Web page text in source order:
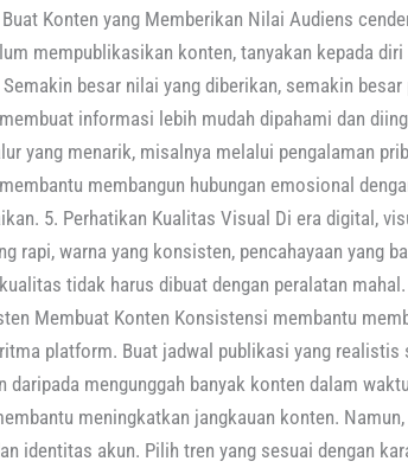
Konten yang Memberikan Nilai Audiens
mempublikasikan konten, tanyakan kepada
besar nilai yang diberikan, semakin
informasi lebih mudah dipahami dan
yang menarik, misalnya melalui pengalaman
membangun hubungan emosional
5. Perhatikan Kualitas Visual Di era digital,
rapi, warna yang konsisten, pencahayaan
tidak harus dibuat dengan peralatan
Membuat Konten Konsistensi membantu
platform. Buat jadwal publikasi yang realistis
mengunggah banyak konten dalam
meningkatkan jangkauan konten.
identitas akun. Pilih tren yang sesuai dengan